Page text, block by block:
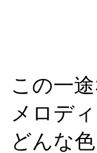
この一
メロデ
どんな